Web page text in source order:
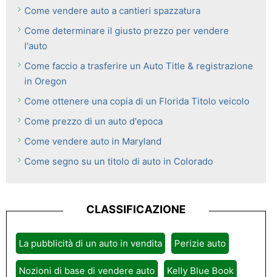
Come vendere auto a cantieri spazzatura
Come determinare il giusto prezzo per vendere
l'auto
Come faccio a trasferire un Auto Title & registrazione
in Oregon
Come ottenere una copia di un Florida Titolo veicolo
Come prezzo di un auto d'epoca
Come vendere auto in Maryland
Come segno su un titolo di auto in Colorado
CLASSIFICAZIONE
La pubblicità di un auto in vendita Perizie auto
Nozioni di base di vendere auto Kelly Blue Book